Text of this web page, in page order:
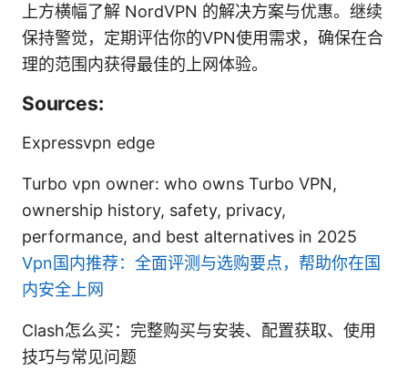
上方横幅了解 NordVPN 的解决方案与优惠。继续
保持警觉，定期评估你的VPN使用需求，确保在合
理的范围内获得最佳的上网体验。
Sources:
Expressvpn edge
Turbo vpn owner: who owns Turbo VPN,
ownership history, safety, privacy,
performance, and best alternatives in 2025
Vpn国内推荐：全面评测与选购要点，帮助你在国
内安全上网
Clash怎么买：完整购买与安装、配置获取、使用
技巧与常见问题